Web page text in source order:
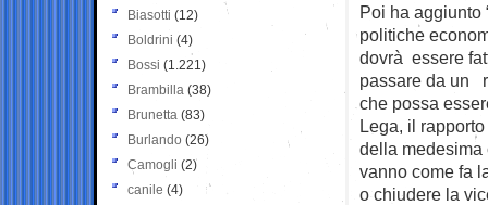
Poi ha
politiche
dovrà essere
passare da un
che possa
Lega, il
della
vanno come fa
o chiudere la
Biasotti (12)
Boldrini (4)
Bossi (1.221)
Brambilla (38)
Brunetta (83)
Burlando (26)
Camogli (2)
canile (4)